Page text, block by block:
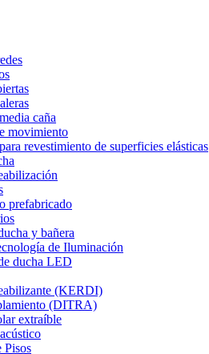
caña
movimiento
revestimiento de superficies elásticas
prefabricado
y bañera
de Iluminación
ducha LED
(KERDI)
(DITRA)
extraíble
Pisos